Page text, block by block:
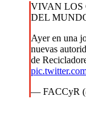
VIVAN LOS
DEL
Ayer en una
nuevas
de
— FACCyR